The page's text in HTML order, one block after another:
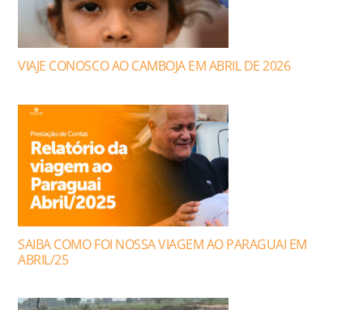
VIAJE CONOSCO AO CAMBOJA EM ABRIL DE 2026
SAIBA COMO FOI NOSSA VIAGEM AO PARAGUAI EM
ABRIL/25